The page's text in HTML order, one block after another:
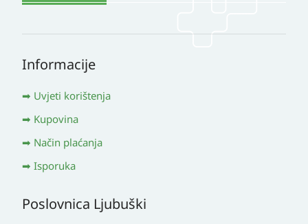
Informacije
Uvjeti korištenja
Kupovina
Način plaćanja
Isporuka
Poslovnica Ljubuški